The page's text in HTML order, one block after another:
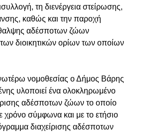
τη διενέργεια στείρωσης,
καθώς και την παροχή
αδέσποτων ζώων
διοικητικών ορίων των οποίων
νομοθεσίας ο Δήμος Βάρης
υλοποιεί ένα ολοκληρωμένο
αδέσποτων ζώων το οποίο
χρόνο σύμφωνα και με το ετήσιο
διαχείρισης αδέσποτων